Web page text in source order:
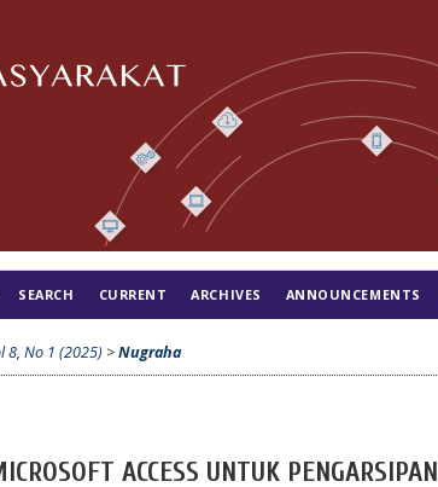
SEARCH CURRENT ARCHIVES ANNOUNCEMENTS
8, No 1 (2025) >Nugraha
ACCESS UNTUK PENGARSIPAN